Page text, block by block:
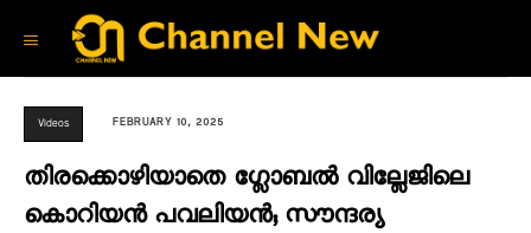
Videos FEBRUARY 10, 2025
തിരക്കൊഴിയാതെ ഗ്ലോബൽ വില്ലേജിലെ
കൊറിയൻ പവലിയൻ; സൗന്ദര്യ